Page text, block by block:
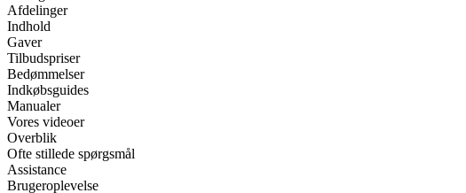
Afdelinger
Indhold
Gaver
Tilbudspriser
Bedømmelser
Indkøbsguides
Manualer
Vores videoer
Overblik
Ofte stillede spørgsmål
Assistance
Brugeroplevelse